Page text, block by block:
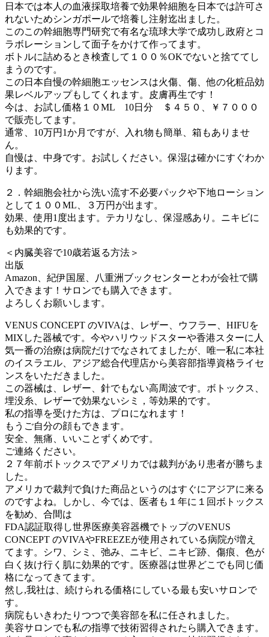
日本では本人の血液採取培養で効果幹細胞を日本では許可さ
れないためシンガポールで培養し注射迄出ました。
このこの幹細胞専門研究で有名な琉球大学で成功し政府とコ
ラボレーションして面子をかけて作ってます。
ボトルに詰めるとき検査して１００％OKでないと捨ててし
まうのです。
この日本自慢の幹細胞エッセンスは火傷、傷、他の化粧品効
果レベルアップもしてくれます。皮膚再生です！
今は、お試し価格１０ML 10日分 ＄４５０、￥７０００
で販売してます。
通常、10万円1か月ですが、入れ物も簡単、箱もありませ
ん。
自慢は、中身です。お試しください。保湿は確かにすぐわか
ります。
２．幹細胞会社から洗い流す不必要パックや下地ローション
として１００ML、３万円が出ます。
効果、使用1度出ます。テカリなし、保湿感あり。ニキビに
も効果的です。
＜内臓美容で10歳若返る方法＞
出版
Amazon、紀伊国屋、八重洲ブックセンターとわが会社で購
入できます！サロンでも購入できます。
よろしくお願いします。
VENUS CONCEPT のVIVAは、レザー、ウフラー、HIFUを
MIXした器械です。今やハリウッドスターや香港スターに人
気一番の治療は病院だけでなされてましたが、唯一私に本社
のイスラエル、アジア総合代理店から美容部指導資格ライセ
ンスをいただきました。
この器械は、レザー、針でもない高周波です。ボトックス、
埋没糸、レザーで効果ないシミ，等効果的です。
私の指導を受けた方は、プロになれます！
もうご自分の顔もできます。
安全、無痛、いいことずくめです。
ご連絡ください。
２７年前ボトックスでアメリカでは裁判があり患者が勝ちま
した。
アメリカで裁判で負けた商品というのはすぐにアジアに来る
のですよね。しかし、今では、医者も１年に１回ボトックス
を勧め、合間は
FDA認証取得し世界医療美容器機でトップのVENUS
CONCEPT のVIVAやFREEZEが使用されている病院が増え
てます。シワ、シミ、弛み、ニキビ、ニキビ跡、傷痕、色が
白く抜け行く肌に効果的です。医療器は世界どこでも同じ価
格になってきてます。
然し,我社は、続けられる価格にしている最も安いサロンで
す。
病院もいきわたりつつで美容部を私に任されました。
美容サロンでも私の指導で技術習得されたら購入できます。